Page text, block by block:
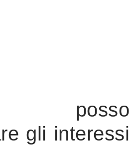
posso
gli interessi